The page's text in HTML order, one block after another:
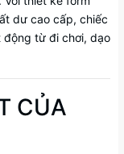
dư cao cấp, chiếc
động từ đi chơi, dạo
CỦA